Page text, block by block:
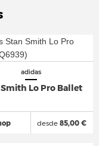
adidas
Lo Pro Ballet
desde 85,00 €